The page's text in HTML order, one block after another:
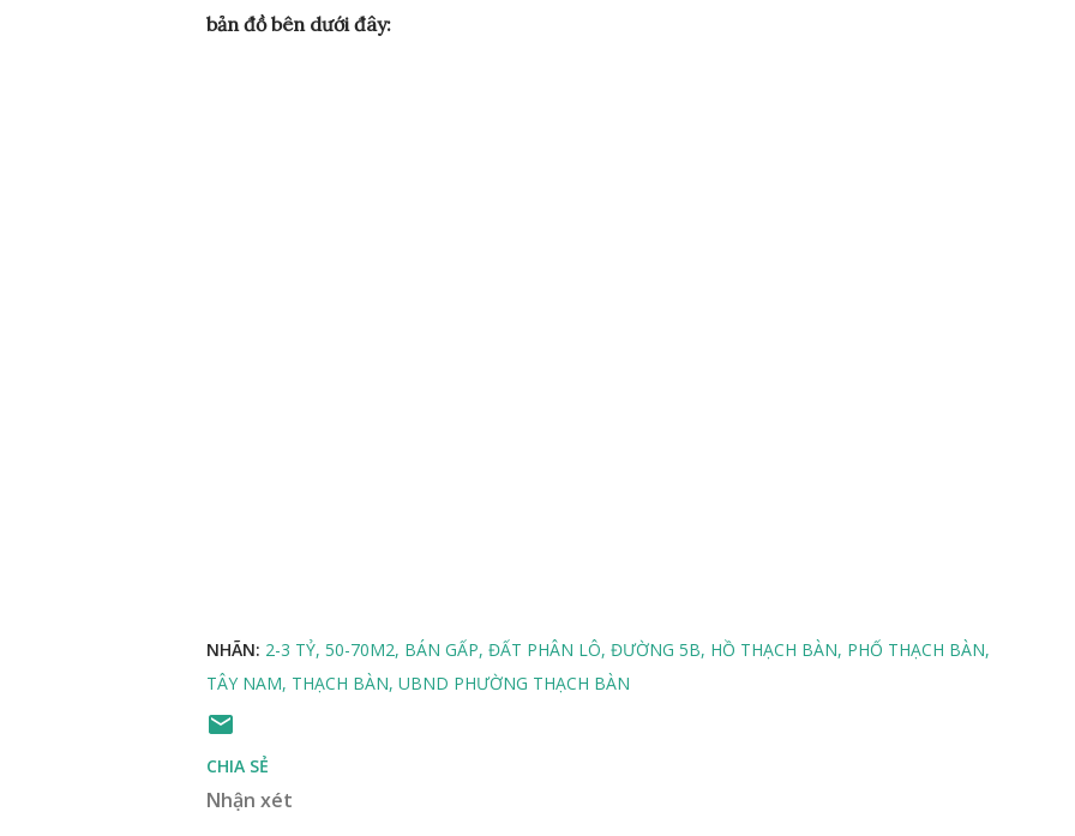
bản đồ bên dưới đây:
NHÃN: 2-3 TỶ 50-70M2 BÁN GẤP ĐẤT PHÂN LÔ ĐƯỜNG 5B HỒ THẠCH BÀN PHỐ THẠCH BÀN
TÂY NAM THẠCH BÀN UBND PHƯỜNG THẠCH BÀN
CHIA SẺ
Nhận xét